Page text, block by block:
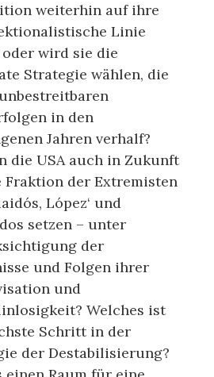
weiterhin auf ihre
Linie
oder wird sie die
Strategie wählen, die
in den
Jahren verhalf?
die USA auch in Zukunft
Fraktion der Extremisten
López‘ und
setzen – unter
der
und Folgen ihrer
und
Welches ist
Schritt in der
der Destabilisierung?